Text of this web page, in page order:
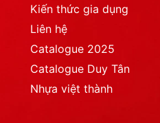
Kiến thức gia dụng
Liên hệ
Catalogue 2025
Catalogue Duy Tân
Nhựa việt thành